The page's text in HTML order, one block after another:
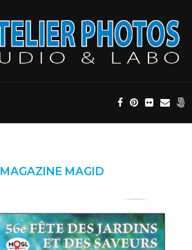
MAGAZINE MAGID